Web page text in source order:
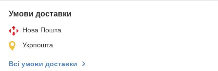
Умови доставки
Нова Пошта
Укрпошта
Всі умови доставки